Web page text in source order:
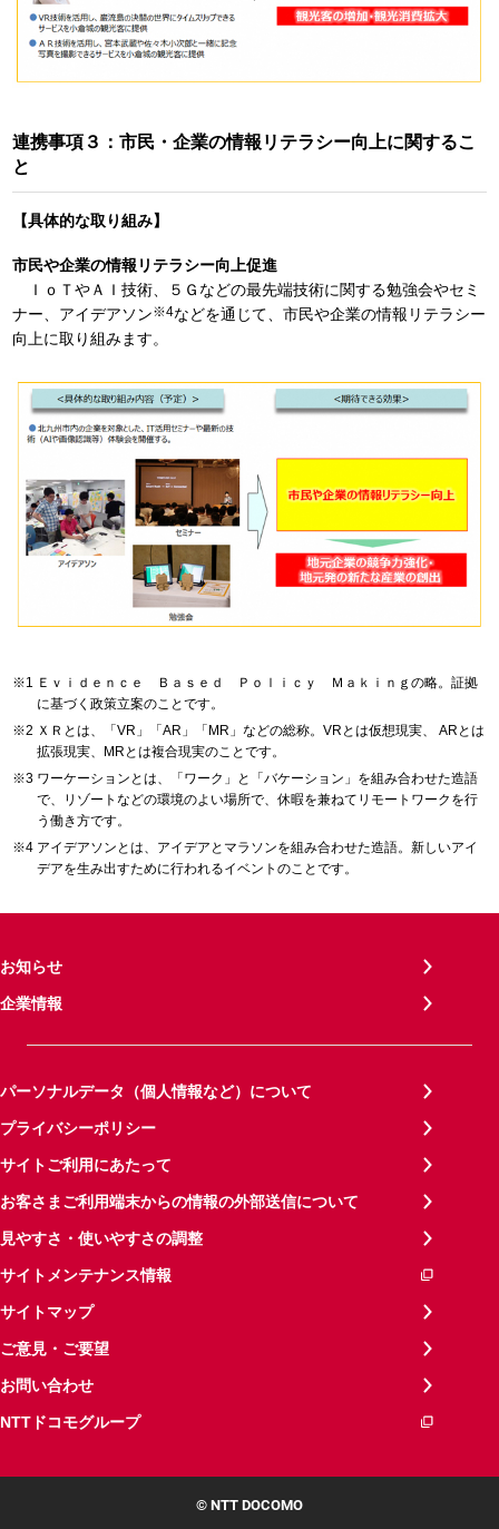
連携事項３：市民・企業の情報リテラシー向上に関するこ
と
【具体的な取り組み】
市民や企業の情報リテラシー向上促進
ＩｏＴやＡＩ技術、５Ｇなどの最先端技術に関する勉強会やセミ
ナー、アイデアソン※4などを通じて、市民や企業の情報リテラシー
向上に取り組みます。
Ｅｖｉｄｅｎｃｅ Ｂａｓｅｄ Ｐｏｌｉｃｙ Ｍａｋｉｎｇの略。証拠
に基づく政策立案のことです。
ＸＲとは、「VR」「AR」「MR」などの総称。VRとは仮想現実、 ‎ARとは
拡張現実、MRとは複合現実のことです。
ワーケーションとは、「ワーク」と「バケーション」を組み合わせた造語
で、リゾートなどの環境のよい場所で、休暇を兼ねてリモートワークを行
う働き方です。
アイデアソンとは、アイデアとマラソンを組み合わせた造語。新しいアイ
デアを生み出すために行われるイベントのことです。
お知らせ
企業情報
パーソナルデータ（個人情報など）について
プライバシーポリシー
サイトご利用にあたって
お客さまご利用端末からの情報の外部送信について
見やすさ・使いやすさの調整
サイトメンテナンス情報
サイトマップ
ご意見・ご要望
お問い合わせ
NTTドコモグループ
© NTT DOCOMO